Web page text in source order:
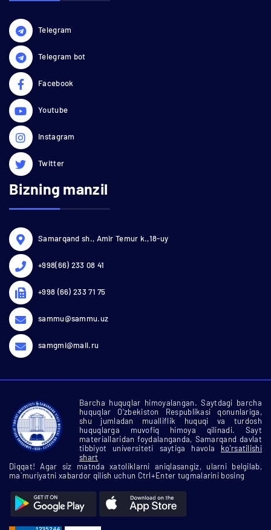
Telegram
Telegram bot
Facebook
Youtube
Instagram
Twitter
Bizning manzil
Samarqand sh., Amir Temur k.,18-uy
+998(66) 233 08 41
+998 (66) 233 71 75
sammu@sammu.uz
samgmi@mail.ru
Barcha huquqlar himoyalangan. Saytdagi barcha
huquqlar O'zbekiston Respublikasi qonunlariga,
shu jumladan mualliflik huquqi va turdosh
huquqlarga muvofiq himoya qilinadi. Sayt
materiallaridan foydalanganda, Samarqand davlat
tibbiyot universiteti saytiga havola ko'rsatilishi
shart
Diqqat! Agar siz matnda xatoliklarni aniqlasangiz, ularni belgilab,
ma`muriyatni xabardor qilish uchun Ctrl+Enter tugmalarini bosing